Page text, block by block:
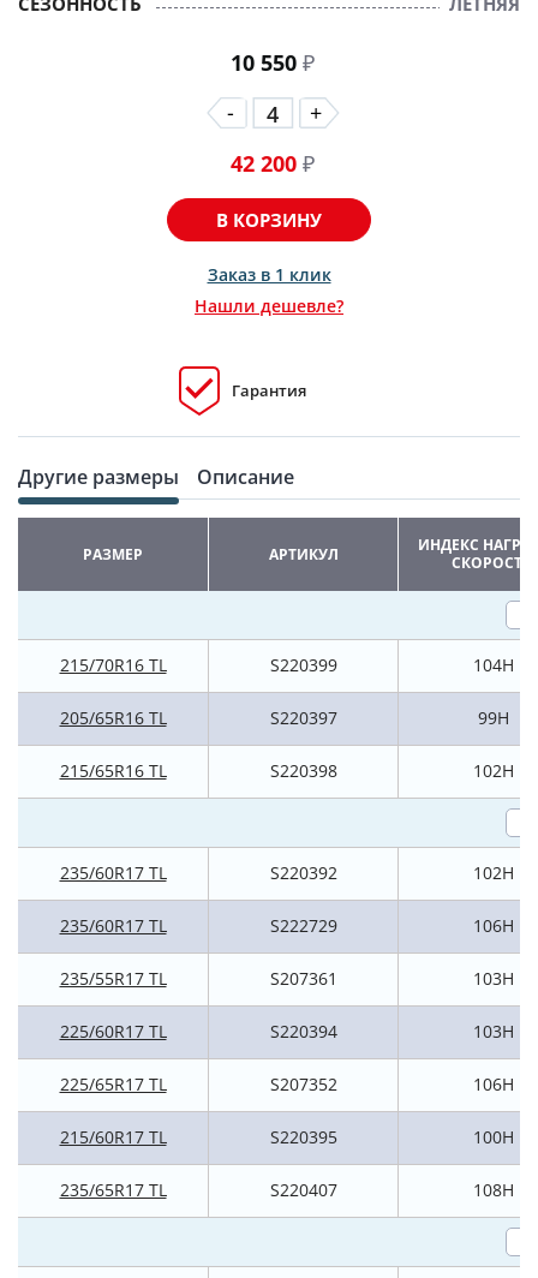
10 550₽
-
+
42 200 ₽
В КОРЗИНУ
Заказ в 1 клик
Нашли дешевле?
Гарантия
Другие размеры Описание
РАЗМЕР АРТИКУЛ
ИНДЕКС
СКОРОСТИ
215/70R16 TL S220399 104H
205/65R16 TL S220397 99H
215/65R16 TL S220398 102H
235/60R17 TL S220392 102H
235/60R17 TL S222729 106H
235/55R17 TL S207361 103H
225/60R17 TL S220394 103H
225/65R17 TL S207352 106H
215/60R17 TL S220395 100H
235/65R17 TL S220407 108H